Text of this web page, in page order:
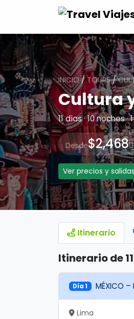
INICIO/TOURS/
Cultura
11 días · 10 noches
Desde$2,468
Ver precios y salidas
Itinerario
Itinerario de
Día 1 MÉXICO –
Lima